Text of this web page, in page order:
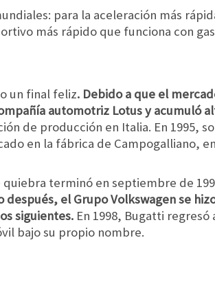
para la aceleración más
más rápido que funciona con
un final feliz. Debido a que el
automotriz Lotus y acumuló
de producción en Italia. En 1995,
en la fábrica de Campogalliano,
terminó en septiembre de
después, el Grupo Volkswagen se
siguientes. En 1998, Bugatti
bajo su propio nombre.